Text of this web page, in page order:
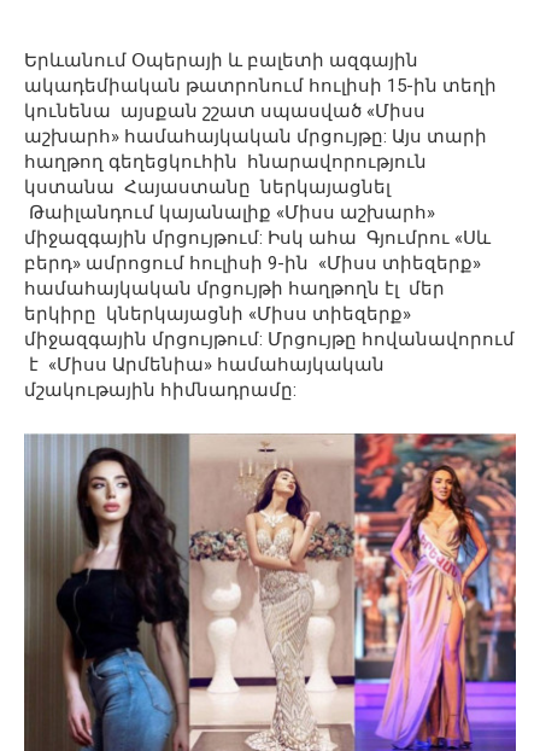
Երևանում Օպերայի և բալետի ազգային
ակադեմիական թատրոնում հուլիսի 15-ին տեղի
կունենա այսքան շշատ սպասված «Միսս
աշխարհ» համահայկական մրցույթը: Այս տարի
հաղթող գեղեցկուհին հնարավորություն
կստանա Հայաստանը ներկայացնել
Թաիլանդում կայանալիք «Միսս աշխարհ»
միջազգային մրցույթում: Իսկ ահա Գյումրու «Սև
բերդ» ամրոցում հուլիսի 9-ին «Միսս տիեզերք»
համահայկական մրցույթի հաղթողն էլ մեր
երկիրը կներկայացնի «Միսս տիեզերք»
միջազգային մրցույթում: Մրցույթը հովանավորում
է «Միսս Արմենիա» համահայկական
մշակութային հիմնադրամը: